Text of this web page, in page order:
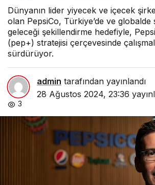
Dünyanın lider yiyecek ve içecek
olan PepsiCo, Türkiye’de ve
geleceği şekillendirme hedefiyle,
(pep+) stratejisi çerçevesinde
sürdürüyor.
admin tarafından yayınlandı
28 Ağustos 2024, 23:36
3